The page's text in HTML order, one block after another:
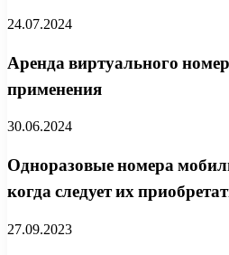
24.07.2024
Аренда виртуального
применения
30.06.2024
Одноразовые номера
когда следует их
27.09.2023